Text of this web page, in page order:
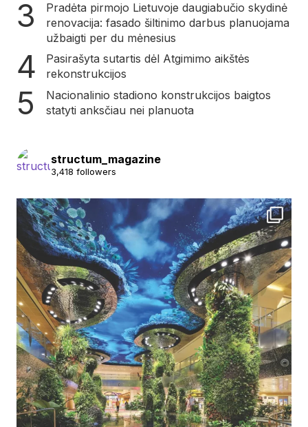
Pradėta pirmojo Lietuvoje daugiabučio skydinė
renovacija: fasado šiltinimo darbus planuojama
užbaigti per du mėnesius
Pasirašyta sutartis dėl Atgimimo aikštės
rekonstrukcijos
Nacionalinio stadiono konstrukcijos baigtos
statyti anksčiau nei planuota
structum_magazine
3,418 followers